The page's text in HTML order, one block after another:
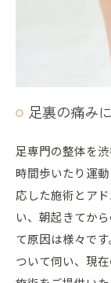
足裏の痛み
足専門の整体を
時間歩いたり運
応した施術とア
い、朝起きてか
て原因は様々で
ついて伺い、現